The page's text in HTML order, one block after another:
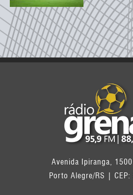
Avenida Ipiranga,
Porto Alegre/RS | CEP: